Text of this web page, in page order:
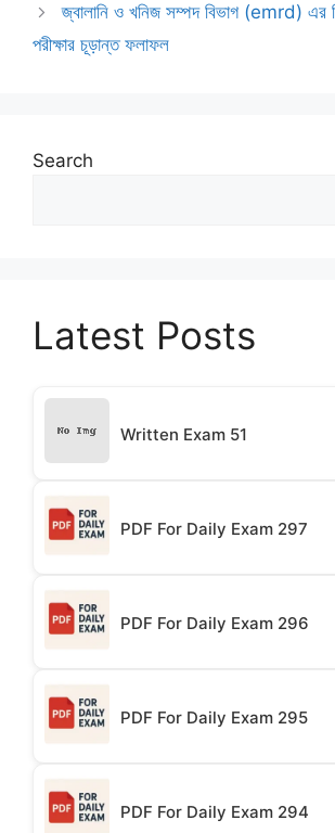
জ্বালানি ও খনিজ সম্পদ বিভাগ (emrd) এর
পরীক্ষার চূড়ান্ত ফলাফল
Search
Latest Posts
Written Exam 51
PDF For Daily Exam 297
PDF For Daily Exam 296
PDF For Daily Exam 295
PDF For Daily Exam 294